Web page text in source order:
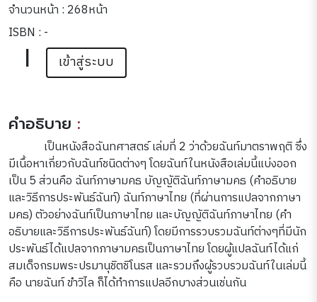
จำนวนหน้า : 268หน้า
ISBN : -
| เข้าสู่ระบบ
คำอธิบาย :
เป็นหนังสือฉันทศาสตร์ เล่มที่ 2 ว่าด้วยฉันท์มาตราพฤติ ซึ่ง
มีเนื้อหาเกี่ยวกับฉันท์ชนิดต่างๆ โดยฉันท์ในหนังสือเล่มนี้แบ่งออก
เป็น 5 ส่วนคือ ฉันท์ภาษามคธ บัญญัติฉันท์ภาษามคธ (คำอธิบาย
และวิธีการประพันธ์ฉันท์) ฉันท์ภาษาไทย (ที่ผ่านการแปลจากภาษา
มคธ) ตัวอย่างฉันท์เป็นภาษาไทย และบัญญัติฉันท์ภาษาไทย (คำ
อธิบายและวิธีการประพันธ์ฉันท์) โดยมีการรวบรวมฉันท์ต่างๆที่มีนัก
ประพันธ์ได้แปลจากภาษามคธเป็นภาษาไทย โดยผู้แปลฉันท์ได้แก่
สมเด็จกรมพระปรมานุชิตชิโนรส และรวมถึงผู้รวบรวมฉันท์ในเล่มนี้
คือ นายฉันท์ ขำวิไล ก็ได้ทำการแปลอีกบางส่วนเช่นกัน